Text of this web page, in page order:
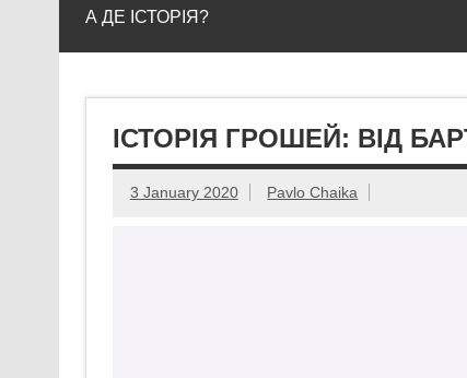
А ДЕ ІСТОРІЯ?
ІСТОРІЯ ГРОШЕЙ: ВІД
3 January 2020 Pavlo Chaika